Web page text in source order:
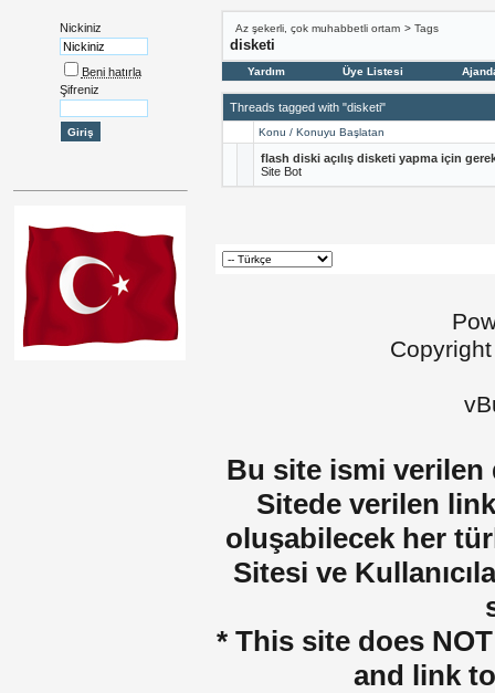
Nickiniz
Beni hatırla
Şifreniz
Az şekerli, çok muhabbetli ortam > Tags
disketi
Yardım Üye Listesi
Threads tagged with "disketi"
Konu / Konuyu Başlatan
flash diski açılış disketi yapma için
Site Bot
Bu site ismi verilen
Sitede verilen
oluşabilecek her
Sitesi ve
* This site does
and link